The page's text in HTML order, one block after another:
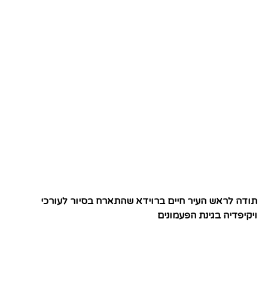
תודה לראש העיר חיים ברוידא שהתארח בסיור לעורכי
ויקיפדיה בגינת הפעמונים